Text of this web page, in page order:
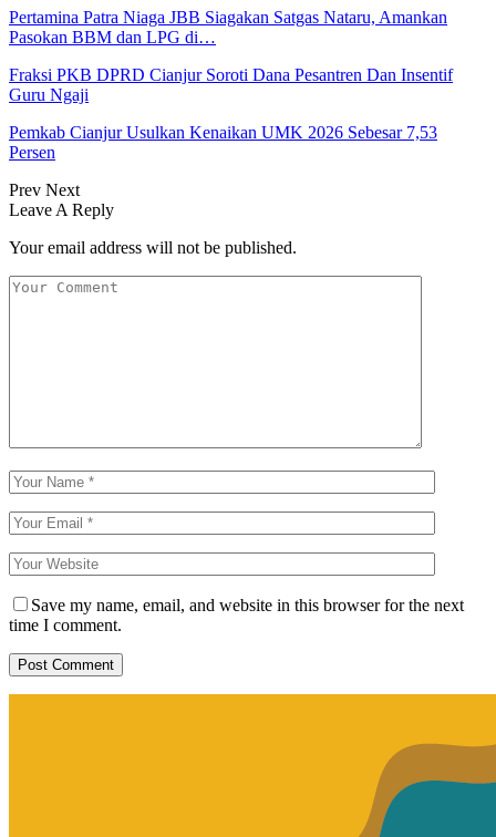
Pertamina Patra Niaga JBB Siagakan Satgas Nataru, Amankan
Pasokan BBM dan LPG di…
Fraksi PKB DPRD Cianjur Soroti Dana Pesantren Dan Insentif
Guru Ngaji
Pemkab Cianjur Usulkan Kenaikan UMK 2026 Sebesar 7,53
Persen
Prev Next
Leave A Reply
Your email address will not be published.
Save my name, email, and website in this browser for the next
time I comment.